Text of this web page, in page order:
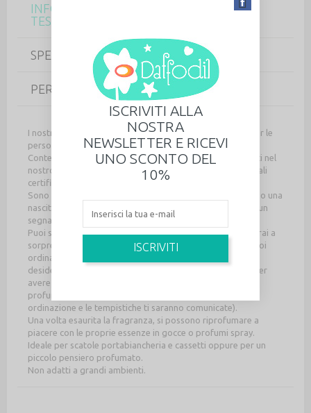
INFORMAZIONI SU QUESTO PICCOLO
TESORO
SPECIFICHE
PERSONALIZZAZIONE PRODOTTO
I nostri vasetti in vetro sono perfetti per le cerimonie e per le
persone più care.
Contengono da 3 a 5 gessi profumati handmade realizzati nel
nostro studio con fragranze a base di olii essenziali naturali
certificati, di alta qualità.
Sono una valida alternativa ai confetti per un matrimonio o una
nascita, un regalo di ringraziamento a un ospite speciale, un
segnaposto originale e un piccolo cadeau dolcissimo!
Puoi scegliere fra un vasetto già confezionato, che riceverai a
sorpresa fra quelli disponibili in laboratorio, oppure lo puoi
ordinare nelle quantità, nella forma e nelle fragranze
desiderate fra tutte quelle disponibili, basta contattarci per
avere l'elenco completo di colori dei nastri e delle
profumazioni (in questo caso verranno realizzati su
ordinazione e le tempistiche ti saranno comunicate).
Una volta esaurita la fragranza, si possono riprofumare a
piacere con le proprie essenze in gocce o profumi spray.
Ideale per scatole portabiancheria e cassetti oppure per un
piccolo pensiero profumato.
Non adatti a grandi ambienti.
ISCRIVITI ALLA
NOSTRA
NEWSLETTER E RICEVI
UNO SCONTO DEL
10%
ISCRIVITI